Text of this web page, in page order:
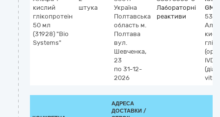
кислий
глікопротеін
50 мл
(31928) "Віо
Systems"
штука
Україна
Полтавська
область м.
Полтава
вул.
Шевченка,
23
по 31-12-
2026
Лабораторні
реактиви
IVD
АДРЕСА
ДОСТАВКИ /